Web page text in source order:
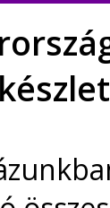
a null
230V